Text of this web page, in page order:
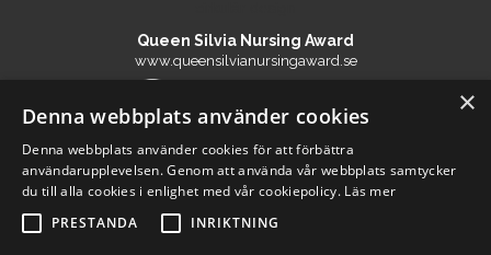
Queen Silvia Nursing Award
www.queensilvianursingaward.se
The Edelstam Foundation
www.edelstam.org
×
Denna webbplats använder cookies
Denna webbplats använder cookies för att förbättra
användarupplevelsen. Genom att använda vår webbplats samtycker
du till alla cookies i enlighet med vår cookiepolicy. Läs mer
PRESTANDA
INRIKTNING